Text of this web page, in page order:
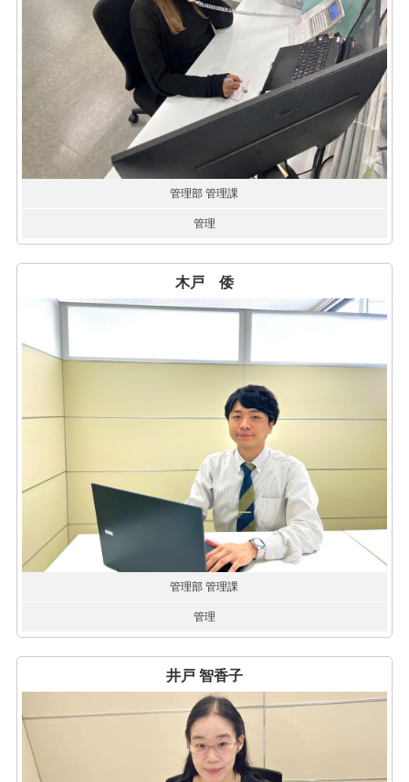
管理部 管理課
管理
木戸 倭
管理部 管理課
管理
井戸 智香子